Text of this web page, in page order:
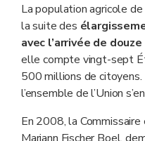
La population agricole
la suite des
avec l’arrivée de
elle compte vingt-sept
500 millions de
l’ensemble de l’Union
En 2008, la Commissaire
Mariann Fischer Boel,